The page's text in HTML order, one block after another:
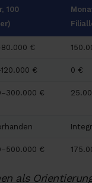
100
€
€ 0 €
€
€
als